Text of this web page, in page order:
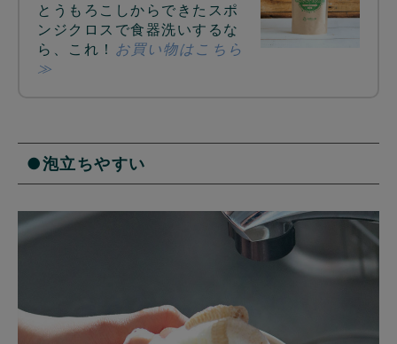
とうもろこしからできたスポ
ンジクロスで食器洗いするな
ら、これ！ お買い物はこちら
≫
●泡立ちやすい